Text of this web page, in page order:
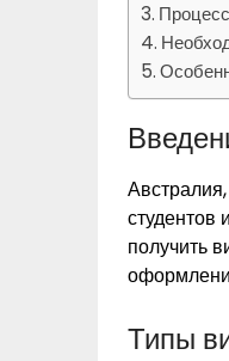
студентов
получить
Типы